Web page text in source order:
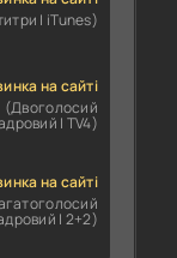
| iTunes)
на сайті
(Двоголосий
| TV4)
на сайті
| 2+2)